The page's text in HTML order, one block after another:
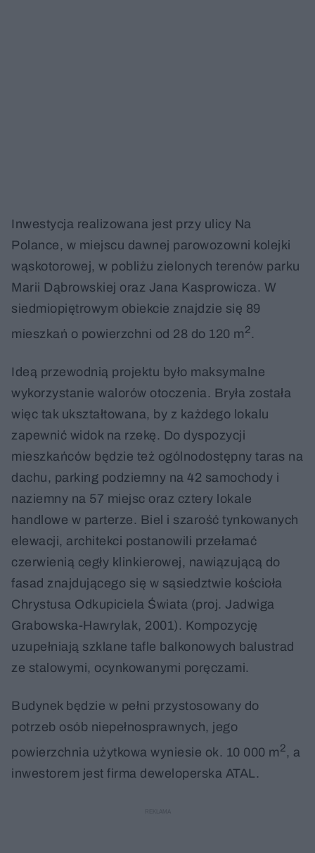
Inwestycja realizowana jest przy ulicy Na
Polance, w miejscu dawnej parowozowni kolejki
wąskotorowej, w pobliżu zielonych terenów parku
Marii Dąbrowskiej oraz Jana Kasprowicza. W
siedmiopiętrowym obiekcie znajdzie się 89
mieszkań o powierzchni od 28 do 120 m2.
Ideą przewodnią projektu było maksymalne
wykorzystanie walorów otoczenia. Bryła została
więc tak ukształtowana, by z każdego lokalu
zapewnić widok na rzekę. Do dyspozycji
mieszkańców będzie też ogólnodostępny taras na
dachu, parking podziemny na 42 samochody i
naziemny na 57 miejsc oraz cztery lokale
handlowe w parterze. Biel i szarość tynkowanych
elewacji, architekci postanowili przełamać
czerwienią cegły klinkierowej, nawiązującą do
fasad znajdującego się w sąsiedztwie kościoła
Chrystusa Odkupiciela Świata (proj. Jadwiga
Grabowska-Hawrylak, 2001). Kompozycję
uzupełniają szklane tafle balkonowych balustrad
ze stalowymi, ocynkowanymi poręczami.
Budynek będzie w pełni przystosowany do
potrzeb osób niepełnosprawnych, jego
powierzchnia użytkowa wyniesie ok. 10 000 m2, a
inwestorem jest firma deweloperska ATAL.